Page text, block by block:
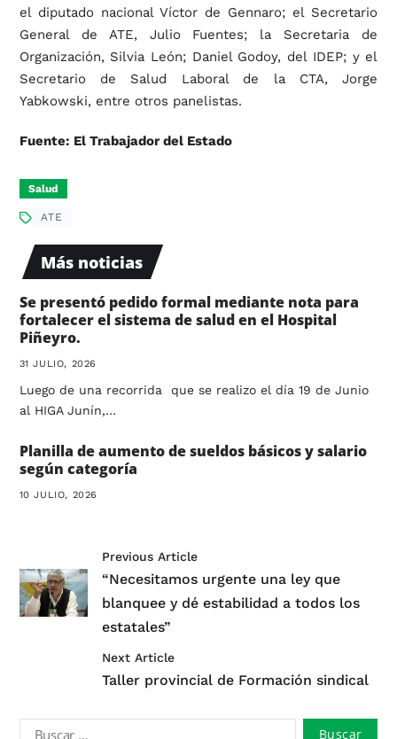
el diputado nacional Víctor de Gennaro; el Secretario
General de ATE, Julio Fuentes; la Secretaria de
Organización, Silvia León; Daniel Godoy, del IDEP; y el
Secretario de Salud Laboral de la CTA, Jorge
Yabkowski, entre otros panelistas.
Fuente: El Trabajador del Estado
Salud
ATE
Más noticias
Se presentó pedido formal mediante nota para
fortalecer el sistema de salud en el Hospital
Piñeyro.
31 JULIO, 2026
Luego de una recorrida que se realizo el día 19 de Junio
al HIGA Junín,…
Planilla de aumento de sueldos básicos y salario
según categoría
10 JULIO, 2026
Previous Article
“Necesitamos urgente una ley que
blanquee y dé estabilidad a todos los
estatales”
Next Article
Taller provincial de Formación sindical